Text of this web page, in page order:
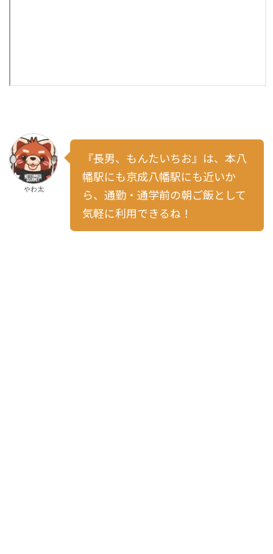
やわ太
『長男、もんたいちお』は、本八
幡駅にも京成八幡駅にも近いか
ら、通勤・通学前の朝ご飯として
気軽に利用できるね！